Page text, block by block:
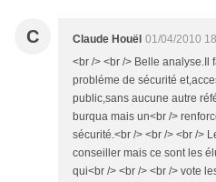
C Claude Houël 01/04/2010
<br /> <br /> Belle analyse.Il
probléme de sécurité
public,sans aucune autre
burqua mais un<br />
sécurité.<br /> <br /> <br />
conseiller mais ce sont les
qui<br /> <br /> <br /> vote